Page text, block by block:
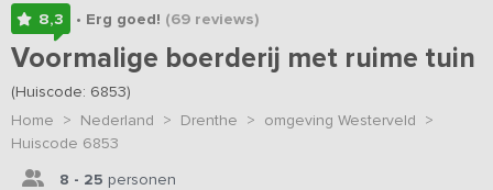
8,3 • Erg goed! (69reviews)
Voormalige boerderij met ruime tuin
(Huiscode: 6853)
Home > Nederland > Drenthe > omgeving Westerveld >
Huiscode 6853
8 - 25 personen